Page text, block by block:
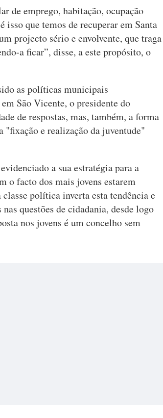
de emprego, habitação, ocupação
isso que temos de recuperar em Santa
projecto sério e envolvente, que traga
a ficar”, disse, a este propósito, o
as políticas municipais
São Vicente, o presidente do
de respostas, mas, também, a forma
"fixação e realização da juventude"
a sua estratégia para a
o facto dos mais jovens estarem
política inverta esta tendência e
questões de cidadania, desde logo
nos jovens é um concelho sem